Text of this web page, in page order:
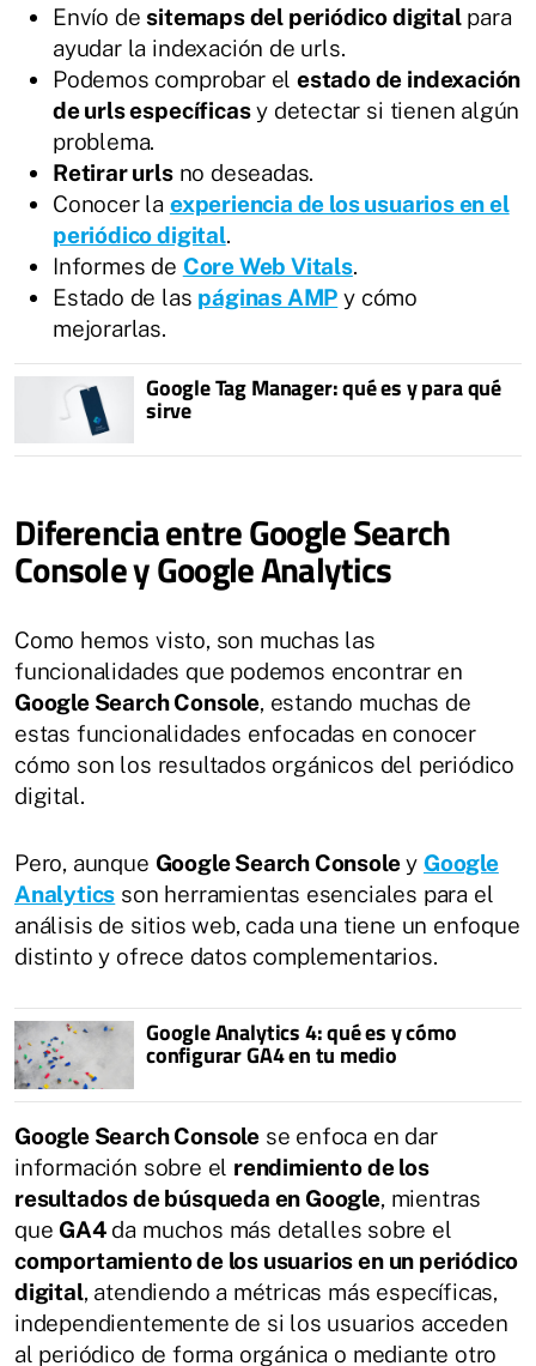
Envío desitemaps del periódico digitalpara
ayudar la indexación de urls.
Podemos comprobar elestado de indexación
de urls específicasy detectar si tienen algún
problema.
Retirar urlsno deseadas.
Conocer la experiencia de los usuarios en el
periódico digital.
Informes de Core Web Vitals.
Estado de las páginas AMP y cómo
mejorarlas.
Google Tag Manager: qué es y para qué
sirve
Diferencia entre Google Search
Console y Google Analytics
Como hemos visto, son muchas las
funcionalidades que podemos encontrar en
Google Search Console, estando muchas de
estas funcionalidades enfocadas en conocer
cómo son los resultados orgánicos del periódico
digital.
Pero, aunque Google Search Consoley Google
Analytics son herramientas esenciales para el
análisis de sitios web, cada una tiene un enfoque
distinto y ofrece datos complementarios.
Google Analytics 4: qué es y cómo
configurar GA4 en tu medio
Google Search Console se enfoca en dar
información sobre el rendimiento de los
resultados de búsqueda en Google, mientras
que GA4da muchos más detalles sobre el
comportamiento de los usuarios en un periódico
digital, atendiendo a métricas más específicas,
independientemente de si los usuarios acceden
al periódico de forma orgánica o mediante otro